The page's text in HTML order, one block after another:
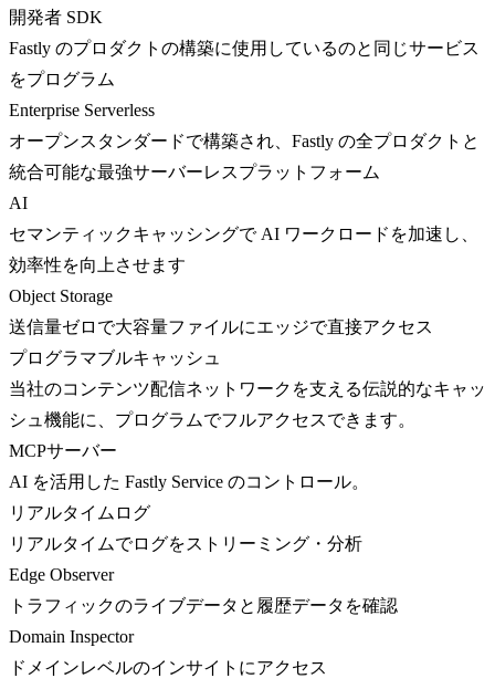
開発者 SDK
Fastly のプロダクトの構築に使用しているのと同じサービス
をプログラム
Enterprise Serverless
オープンスタンダードで構築され、Fastly の全プロダクトと
統合可能な最強サーバーレスプラットフォーム
AI
セマンティックキャッシングで AI ワークロードを加速し、
効率性を向上させます
Object Storage
送信量ゼロで大容量ファイルにエッジで直接アクセス
プログラマブルキャッシュ
当社のコンテンツ配信ネットワークを支える伝説的なキャッ
シュ機能に、プログラムでフルアクセスできます。
MCPサーバー
AI を活用した Fastly Service のコントロール。
リアルタイムログ
リアルタイムでログをストリーミング・分析
Edge Observer
トラフィックのライブデータと履歴データを確認
Domain Inspector
ドメインレベルのインサイトにアクセス